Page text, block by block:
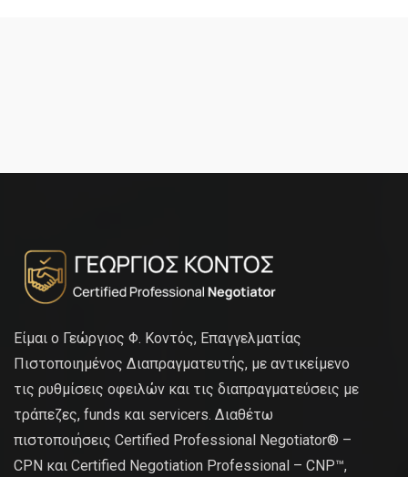
Είμαι ο Γεώργιος Φ. Κοντός, Επαγγελματίας
Πιστοποιημένος Διαπραγματευτής, με αντικείμενο
τις ρυθμίσεις οφειλών και τις διαπραγματεύσεις με
τράπεζες, funds και servicers. Διαθέτω
πιστοποιήσεις Certified Professional Negotiator® –
CPN και Certified Negotiation Professional – CNP™,